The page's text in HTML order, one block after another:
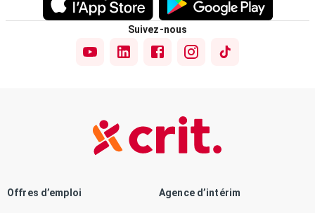
Suivez-nous
Offres d’emploi Agence d’intérim